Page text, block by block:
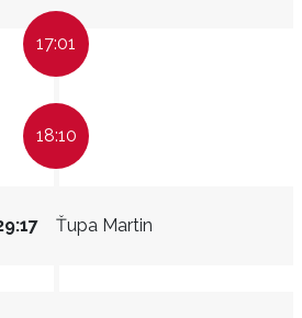
17:01
18:10
Ťupa Martin